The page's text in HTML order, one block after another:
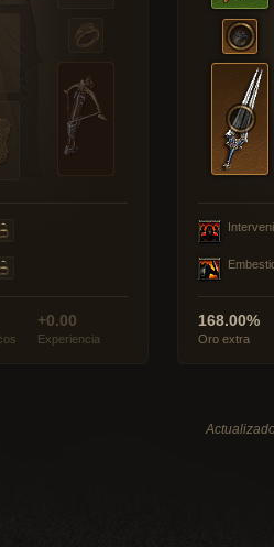
+0.00
Experiencia
168.00%
Oro extra